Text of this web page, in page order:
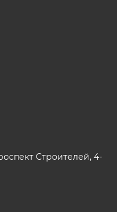
Строителей, 4-